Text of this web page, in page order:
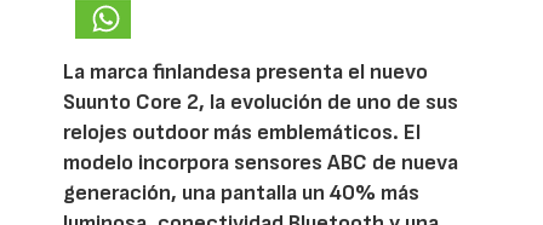
La marca finlandesa presenta el nuevo
Suunto Core 2, la evolución de uno de sus
relojes outdoor más emblemáticos. El
modelo incorpora sensores ABC de nueva
generación, una pantalla un 40% más